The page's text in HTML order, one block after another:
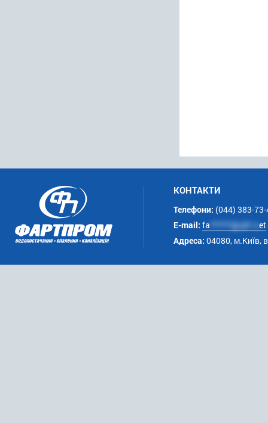
КОНТАКТИ
Телефони: (044) 383-
E-mail: fa ******@uk*.net
Адреса: 04080, м.Київ,